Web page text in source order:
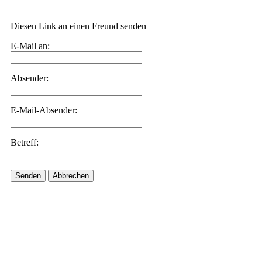
Diesen Link an einen Freund senden
E-Mail an:
Absender:
E-Mail-Absender:
Betreff:
Senden Abbrechen